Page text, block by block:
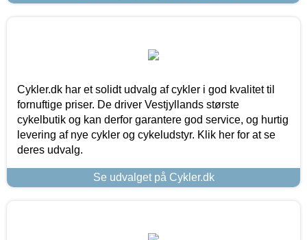
Cykler.dk har et solidt udvalg af cykler i god kvalitet til
fornuftige priser. De driver Vestjyllands største
cykelbutik og kan derfor garantere god service, og hurtig
levering af nye cykler og cykeludstyr. Klik her for at se
deres udvalg.
Se udvalget på Cykler.dk